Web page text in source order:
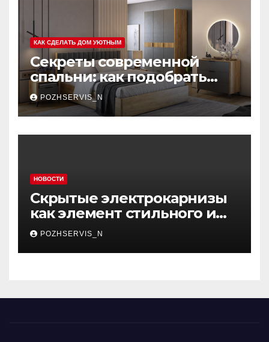
КАК СДЕЛАТЬ ДОМ УЮТНЫМ
Секреты современной
спальни: как подобрать
мебель, которая меняет
пространство
POZHSERVIS_N
НОВОСТИ
Скрытые электрокарнизы
как элемент стильного и
функционального
интерьера
POZHSERVIS_N